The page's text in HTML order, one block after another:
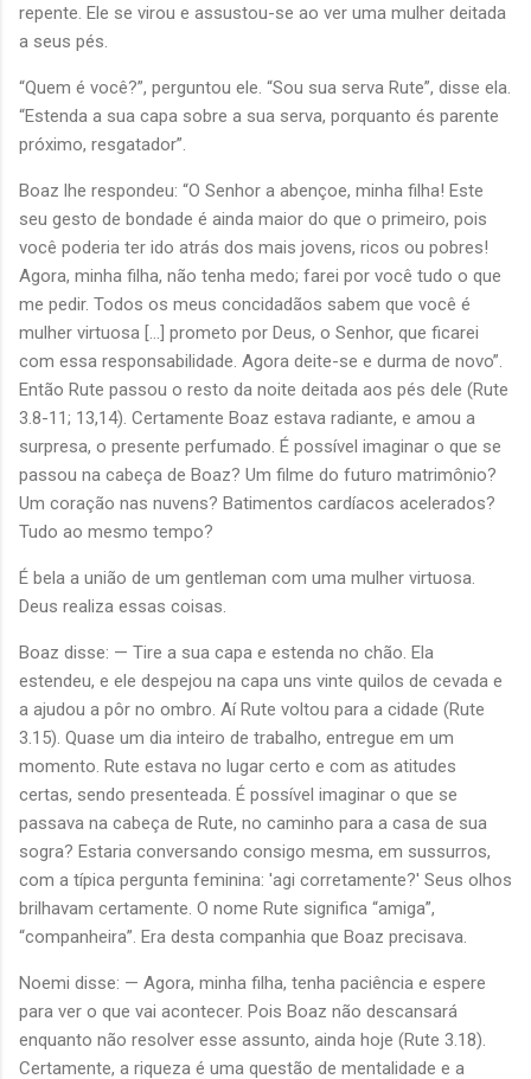
repente. Ele se virou e assustou-se ao ver uma mulher deitada
a seus pés.
“Quem é você?”, perguntou ele. “Sou sua serva Rute”, disse ela.
“Estenda a sua capa sobre a sua serva, porquanto és parente
próximo, resgatador”.
Boaz lhe respondeu: “O Senhor a abençoe, minha filha! Este
seu gesto de bondade é ainda maior do que o primeiro, pois
você poderia ter ido atrás dos mais jovens, ricos ou pobres!
Agora, minha filha, não tenha medo; farei por você tudo o que
me pedir. Todos os meus concidadãos sabem que você é
mulher virtuosa […] prometo por Deus, o Senhor, que ficarei
com essa responsabilidade. Agora deite-se e durma de novo”.
Então Rute passou o resto da noite deitada aos pés dele (Rute
3.8-11; 13,14). Certamente Boaz estava radiante, e amou a
surpresa, o presente perfumado. É possível imaginar o que se
passou na cabeça de Boaz? Um filme do futuro matrimônio?
Um coração nas nuvens? Batimentos cardíacos acelerados?
Tudo ao mesmo tempo?
É bela a união de um gentleman com uma mulher virtuosa.
Deus realiza essas coisas.
Boaz disse: — Tire a sua capa e estenda no chão. Ela
estendeu, e ele despejou na capa uns vinte quilos de cevada e
a ajudou a pôr no ombro. Aí Rute voltou para a cidade (Rute
3.15). Quase um dia inteiro de trabalho, entregue em um
momento. Rute estava no lugar certo e com as atitudes
certas, sendo presenteada. É possível imaginar o que se
passava na cabeça de Rute, no caminho para a casa de sua
sogra? Estaria conversando consigo mesma, em sussurros,
com a típica pergunta feminina: 'agi corretamente?' Seus olhos
brilhavam certamente. O nome Rute significa “amiga”,
“companheira”. Era desta companhia que Boaz precisava.
Noemi disse: — Agora, minha filha, tenha paciência e espere
para ver o que vai acontecer. Pois Boaz não descansará
enquanto não resolver esse assunto, ainda hoje (Rute 3.18).
Certamente, a riqueza é uma questão de mentalidade e a